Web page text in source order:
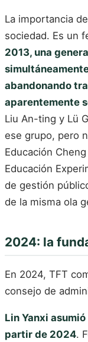
La importancia
sociedad. Es un
2013, una
abandonando
aparentemente
Liu An-ting y Lü
ese grupo, pero
Educación
Educación
de gestión
de la misma ola
2024: la
En 2024, TFT
consejo de
Lin Yanxi
partir de 2024.